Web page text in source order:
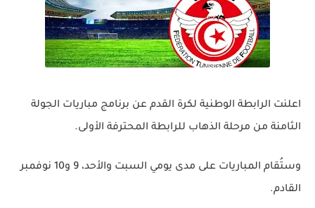
اعلنت الرابطة الوطنية لكرة القدم عن برنامج مباريات الجولة
الثامنة من مرحلة الذهاب للرابطة المحترفة الأولى.
وستُقام المباريات على مدى يومي السبت والأحد، 9 و10 نوفمبر
القادم.